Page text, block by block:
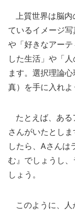
上質世界は脳内
ているイメージ
や「好きなアー
した生活」や「
ます。選択理論
真）を手に入れよ
たとえば、ある
さんがいたとし
したら、Aさんは
む』でしょうし
しょう。
このように、人